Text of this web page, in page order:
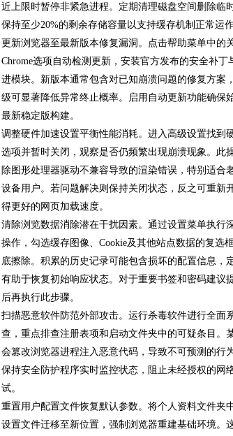
近上限时暂停非紧急进程。定期清理磁盘空间删除临
保持至少20%的剩余存储容量以支持缓存机制正常运作
更新浏览器至最新版本修复漏洞。点击帮助菜单中的
Chrome选项自动检测更新，安装官方发布的安全补丁
进模块。新版本通常包含对已知崩溃问题的修复方案
级可显著降低异常终止概率。启用自动更新功能确保
最新稳定版构建。
调整硬件加速设置平衡性能消耗。进入高级设置找到
选项并暂时关闭，观察是否仍频繁出现崩溃现象。此
除图形处理器驱动不兼容导致的渲染错误，特别适合
设备用户。若问题解决则保持关闭状态，反之可重新
得更好的网页加载速度。
清除浏览数据消除潜在干扰因素。通过设置菜单执行
操作，勾选缓存图像、Cookie及其他站点数据的复选
底擦除。积累的历史记录可能包含损坏的配置信息，
有助于恢复初始响应状态。对于重要书签和密码建议
后再执行此步骤。
扫描恶意软件防范外部攻击。运行杀毒软件进行全面
查，重点排查注册表项和启动文件夹中的可疑条目。
会篡改浏览器进程注入恶意代码，导致不可预测的行
保持安全防护程序实时监控状态，阻止未经授权的网
试。
重置用户配置文件恢复默认参数。将个人资料文件夹
设置文件迁移至新位置，强制浏览器重建基础环境。